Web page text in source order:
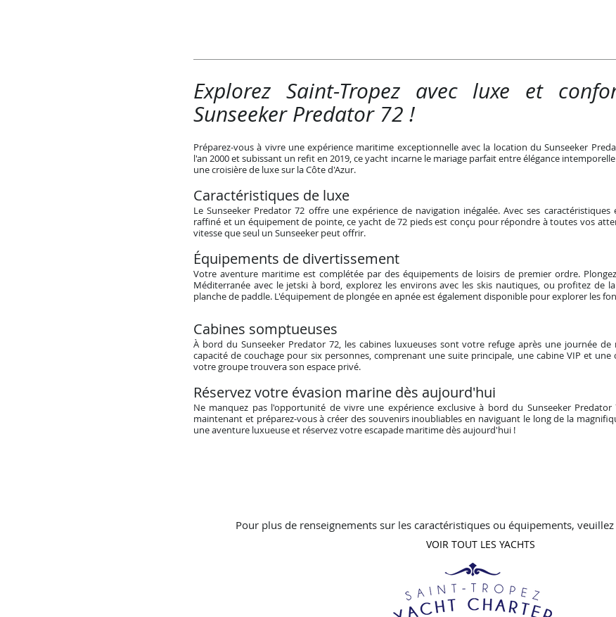
Explorez Saint-Tropez avec luxe et
Sunseeker Predator 72 !
Préparez-vous à vivre une expérience maritime exceptionnelle avec la location du Sunseeker
l'an 2000 et subissant un refit en 2019, ce yacht incarne le mariage parfait entre élégance
une croisière de luxe sur la Côte d'Azur.
Caractéristiques de luxe
Le Sunseeker Predator 72 offre une expérience de navigation inégalée. Avec ses
raffiné et un équipement de pointe, ce yacht de 72 pieds est conçu pour répondre à toutes vos
vitesse que seul un Sunseeker peut offrir.
Équipements de divertissement
Votre aventure maritime est complétée par des équipements de loisirs de premier ordre.
Méditerranée avec le jetski à bord, explorez les environs avec les skis nautiques, ou profitez de
planche de paddle. L'équipement de plongée en apnée est également disponible pour explorer les
Cabines somptueuses
À bord du Sunseeker Predator 72, les cabines luxueuses sont votre refuge après une journée de
capacité de couchage pour six personnes, comprenant une suite principale, une cabine VIP et
votre groupe trouvera son espace privé.
Réservez votre évasion marine dès aujourd'hui
Ne manquez pas l'opportunité de vivre une expérience exclusive à bord du Sunseeker Predator
maintenant et préparez-vous à créer des souvenirs inoubliables en naviguant le long de la
une aventure luxueuse et réservez votre escapade maritime dès aujourd'hui !
Pour plus de renseignements sur les caractéristiques ou équipements,
VOIR TOUT LES YACHTS